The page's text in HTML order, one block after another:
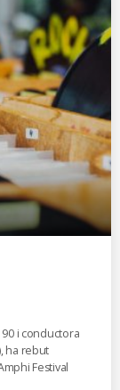
i conductora
ha rebut
Festival